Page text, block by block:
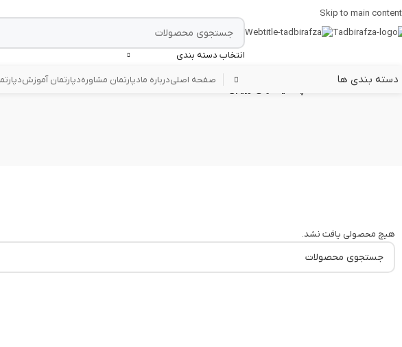
Skip to main content
انتخاب دسته بندی
دسته بندی ها صفحه اصلیدرباره مادپارتمان مشاورهدپارتمان آموزش
هیچ محصولی یافت نشد.